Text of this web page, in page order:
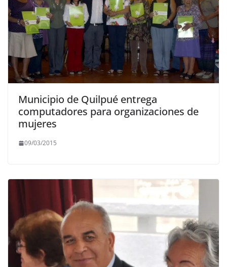
Municipio de Quilpué entrega
computadores para organizaciones de
mujeres
09/03/2015